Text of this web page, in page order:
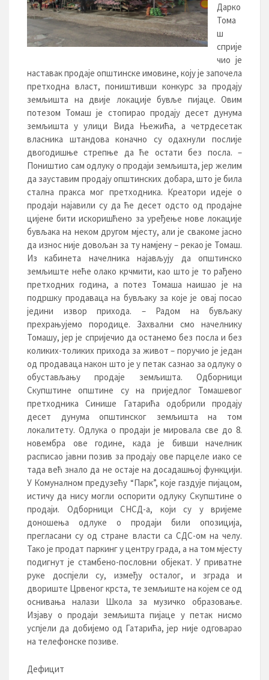
Дарко
Тома
ш
сприје
чио је
наставак продаје општинске имовине, коју је започела
претходна власт, поништивши конкурс за продају
земљишта на двије локације бувље пијаце. Овим
потезом Томаш је стопирао продају десет дунума
земљишта у улици Вида Њежића, а четрдесетак
власника штандова коначно су одахнули послије
двогодишње стрепње да ће остати без посла. –
Поништио сам одлуку о продаји земљишта, јер желим
да зауставим продају општинских добара, што је била
стална пракса мог претходника. Креатори идеје о
продаји најавили су да ће десет одсто од продајне
цијене бити искоришћено за уређење нове локације
бувљака на неком другом мјесту, али је свакоме јасно
да износ није довољан за ту намјену – рекао је Томаш.
Из кабинета начелника најављују да општинско
земљиште неће олако крчмити, као што је то рађено
претходних година, а потез Томаша наишао је на
подршку продаваца на бувљаку за које је овај посао
једини извор прихода. – Радом на бувљаку
прехрањујемо породице. Захвални смо начелнику
Томашу, јер је спријечио да останемо без посла и без
коликих-толиких прихода за живот – поручио је један
од продаваца након што је у петак сазнао за одлуку о
обустављању продаје земљишта. Одборници
Скупштине општине су на приједлог Томашевог
претходника Синише Гатарића одобрили продају
десет дунума општинског земљишта на том
локалитету. Одлука о продаји је мировала све до 8.
новембра ове године, када је бивши начелник
расписао јавни позив за продају ове парцеле иако се
тада већ знало да не остаје на досадашњој функцији.
У Комуналном предузећу “Парк”, које газдује пијацом,
истичу да нису могли оспорити одлуку Скупштине о
продаји. Одборници СНСД-а, који су у вријеме
доношења одлуке о продаји били опозиција,
прегласани су од стране власти са СДС-ом на челу.
Тако је продат паркинг у центру града, а на том мјесту
подигнут је стамбено-пословни објекат. У приватне
руке доспјели су, између осталог, и зграда и
двориште Црвеног крста, те земљиште на којем се од
оснивања налази Школа за музичко образовање.
Изјаву о продаји земљишта пијаце у петак нисмо
успјели да добијемо од Гатарића, јер није одговарао
на телефонске позиве.
Дефицит